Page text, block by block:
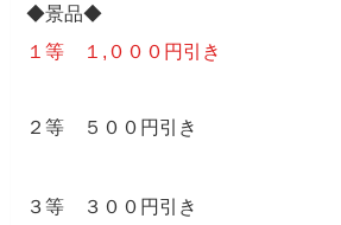
◆景品◆
１等 １,０００円引き
２等 ５００円引き
３等 ３００円引き